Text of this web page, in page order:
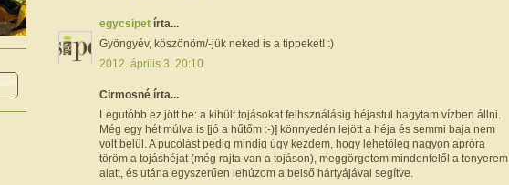
egycsipet írta...
Gyöngyév, köszönöm/-jük neked is a tippeket! :)
2012. április 3. 20:10
Cirmosné írta...
Legutóbb ez jött be: a kihült tojásokat felhsználásig héjastul hagytam vízben állni.
Még egy hét múlva is [jó a hűtőm :-)] könnyedén lejött a héja és semmi baja nem
volt belül. A pucolást pedig mindig úgy kezdem, hogy lehetőleg nagyon apróra
töröm a tojáshéjat (még rajta van a tojáson), meggörgetem mindenfelől a tenyerem
alatt, és utána egyszerűen lehúzom a belső hártyájával segítve.